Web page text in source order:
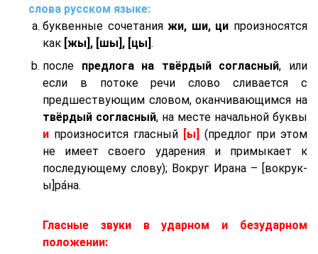
слова русском языке:
буквенные сочетанияжи, ши, ци произносятся
как [жы], [шы], [цы] .
после предлога на твёрдый согласный, или
если в потоке речи слово сливается с
предшествующим словом, оканчивающимся на
твёрдый согласный, на месте начальной буквы
и произносится гласный [ы]
(предлог при этом
не имеет своего ударения и примыкает к
последующему слову); Вокруг Ирана – [вокрук-
ы]ра́на.
Гласные звуки в ударном и безударном
положении: